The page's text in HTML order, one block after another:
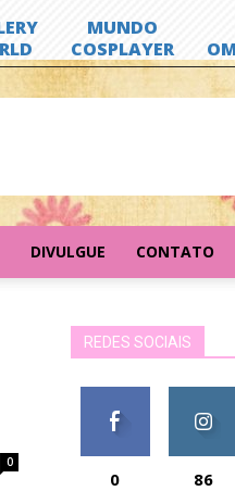
DIVULGUE CONTATO
0
REDES SOCIAIS
0 86